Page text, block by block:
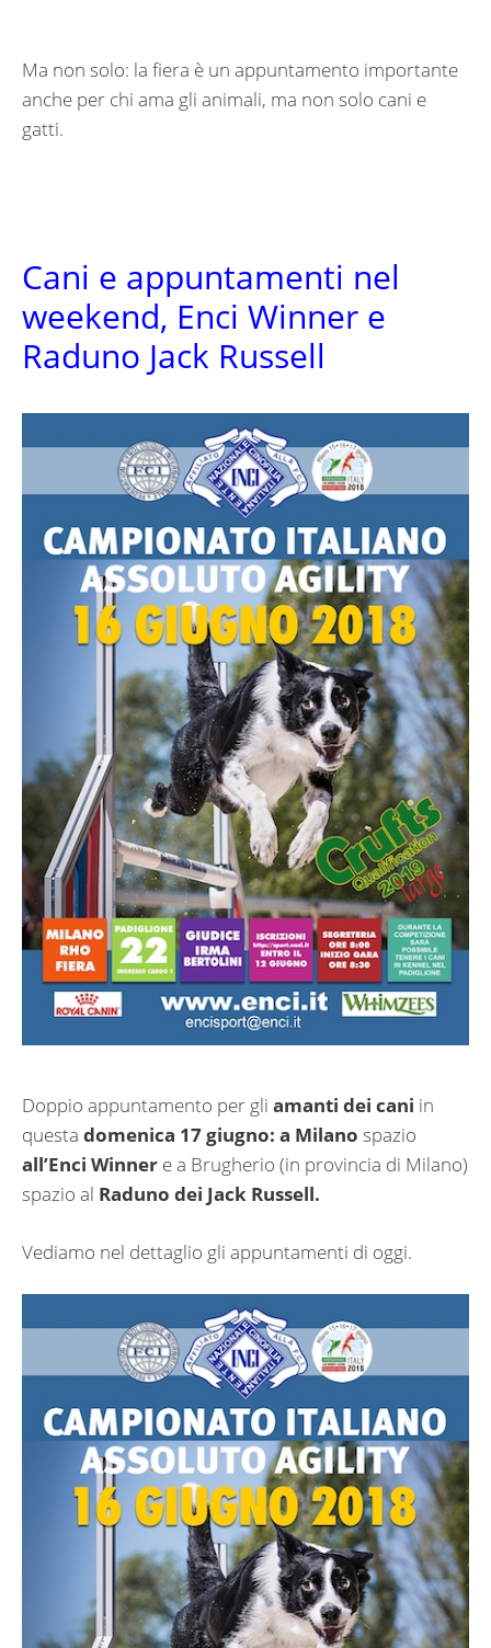
Ma non solo: la fiera è un appuntamento importante
anche per chi ama gli animali, ma non solo cani e
gatti.
Cani e appuntamenti nel
weekend, Enci Winner e
Raduno Jack Russell
Doppio appuntamento per gli amanti dei cani in
questa domenica 17 giugno: a Milano spazio
all’Enci Winner e a Brugherio (in provincia di Milano)
spazio al Raduno dei Jack Russell.
Vediamo nel dettaglio gli appuntamenti di oggi.